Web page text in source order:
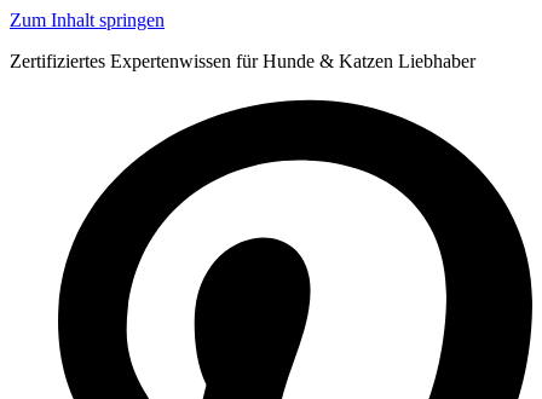
Zum Inhalt springen
Zertifiziertes Expertenwissen für Hunde & Katzen Liebhaber